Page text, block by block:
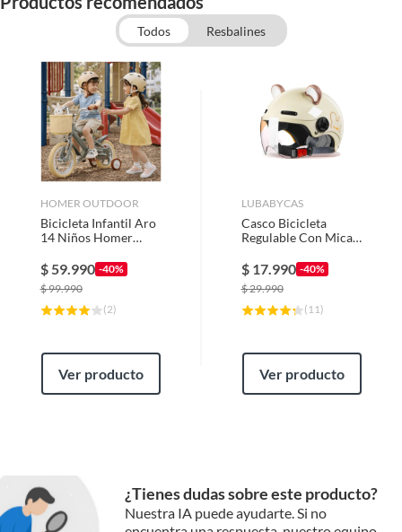
Todos Resbalines
HOMER OUTDOOR
Bicicleta Infantil Aro
14 Niños Homer
$59.990 -40%
$99.990
(2)
Ver producto
LUBABYCAS
Casco Bicicleta
Regulable Con Mica
Lubabycas
$ 17.990 -40%
$29.990
( 11)
Ver producto
¿Tienes dudas sobre este producto?
Nuestra IA puede ayudarte. Si no